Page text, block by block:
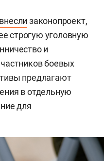
внесли законопроект,
строгую уголовную
и
боевых
предлагают
в отдельную
для